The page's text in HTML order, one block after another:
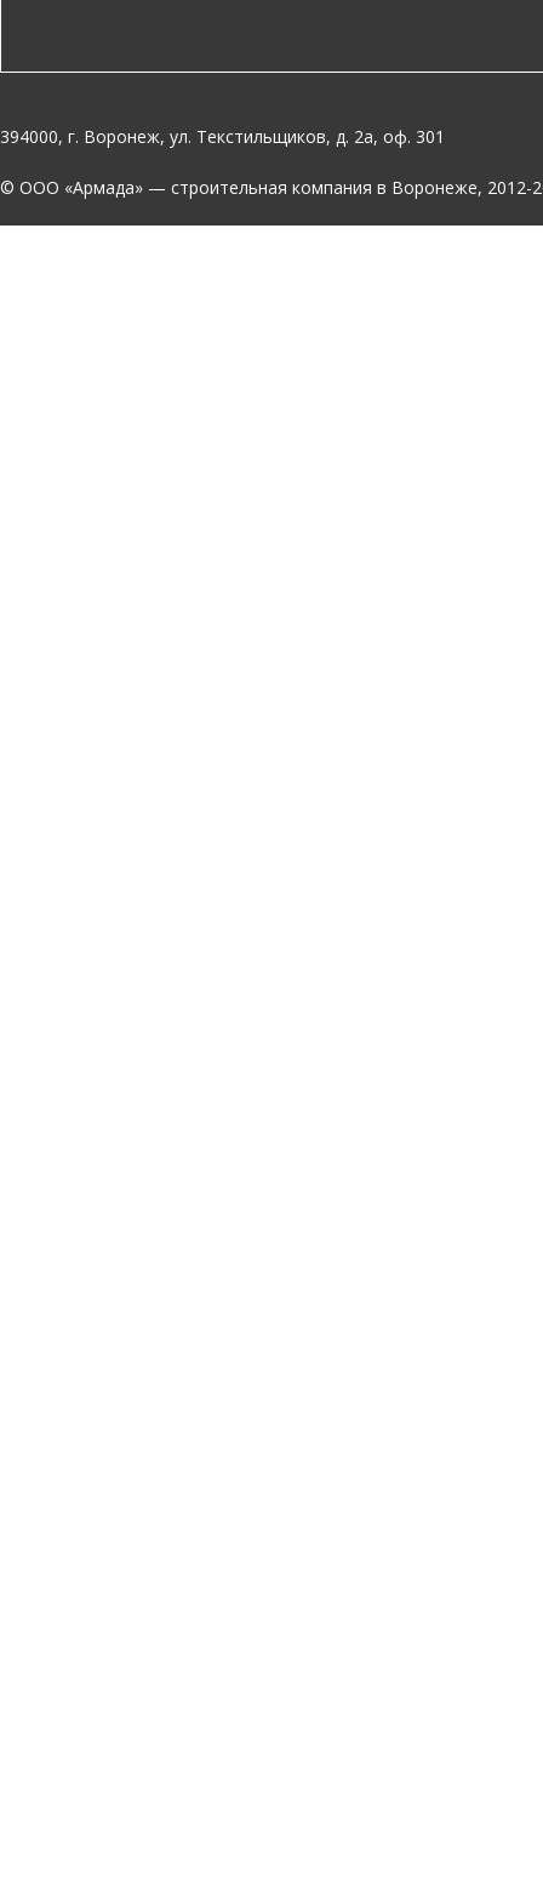
394000, г. Воронеж, ул. Текстильщиков, д. 2а, оф. 301
© OOO «Армада» — строительная компания в Воронеже, 2012-